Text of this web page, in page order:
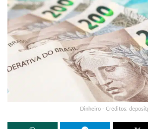
Dinheiro - Créditos: